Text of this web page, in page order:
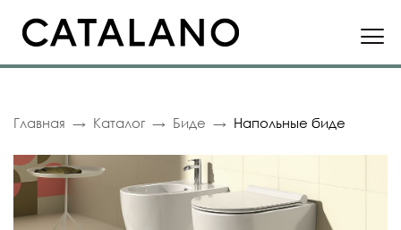
Главная Каталог Биде Напольные биде